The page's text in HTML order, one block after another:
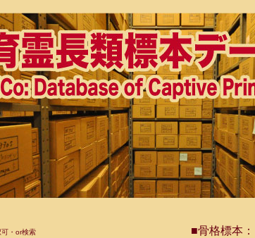
・or検索 ■骨格標本：